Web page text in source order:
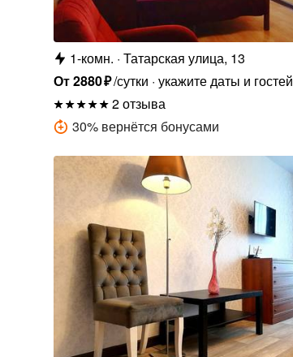
1-комн. Татарская улица, 13
От2880₽/сутки укажите даты и гостей
2 отзыва
30% вернётся бонусами